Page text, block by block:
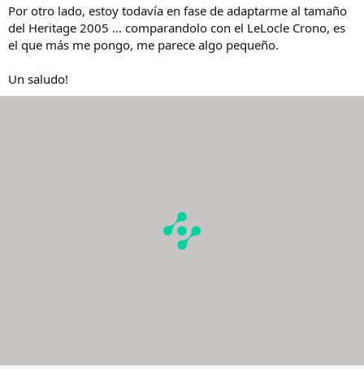
Por otro lado, estoy todavía en fase de adaptarme al tamaño
del Heritage 2005 ... comparandolo con el LeLocle Crono, es
el que más me pongo, me parece algo pequeño.
Un saludo!